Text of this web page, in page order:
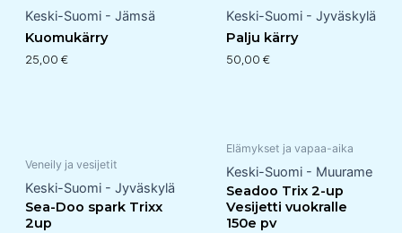
Keski-Suomi - Jämsä
Kuomukärry
25,00 €
Keski-Suomi - Jyväskylä
Palju kärry
50,00 €
Veneily ja vesijetit
Keski-Suomi - Jyväskylä
Sea-Doo spark Trixx
2up
Elämykset ja vapaa-aika
Keski-Suomi - Muurame
Seadoo Trix 2-up
Vesijetti vuokralle
150e pv